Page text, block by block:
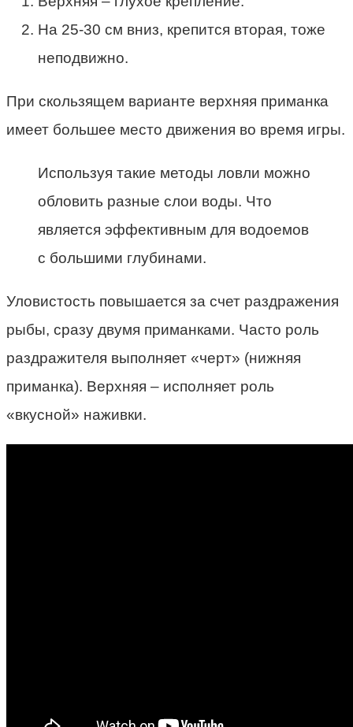
На 25-30 см вниз, крепится вторая, тоже
неподвижно.
При скользящем варианте верхняя приманка
имеет большее место движения во время игры.
Используя такие методы ловли можно
обловить разные слои воды. Что
является эффективным для водоемов
с большими глубинами.
Уловистость повышается за счет раздражения
рыбы, сразу двумя приманками. Часто роль
раздражителя выполняет «черт» (нижняя
приманка). Верхняя – исполняет роль
«вкусной» наживки.